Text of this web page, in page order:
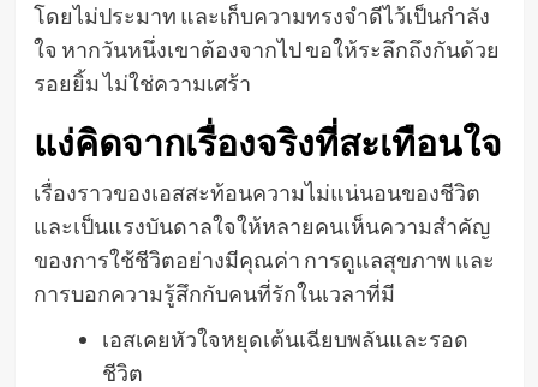
โดยไม่ประมาท และเก็บความทรงจำดีไว้เป็นกำลัง
ใจ หากวันหนึ่งเขาต้องจากไป ขอให้ระลึกถึงกันด้วย
รอยยิ้ม ไม่ใช่ความเศร้า
แง่คิดจากเรื่องจริงที่สะเทือนใจ
เรื่องราวของเอสสะท้อนความไม่แน่นอนของชีวิต
และเป็นแรงบันดาลใจให้หลายคนเห็นความสำคัญ
ของการใช้ชีวิตอย่างมีคุณค่า การดูแลสุขภาพ และ
การบอกความรู้สึกกับคนที่รักในเวลาที่มี
เอสเคยหัวใจหยุดเต้นเฉียบพลันและรอด
ชีวิต